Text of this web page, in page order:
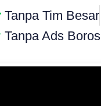
Tanpa Tim Besar
Tanpa Ads Boros